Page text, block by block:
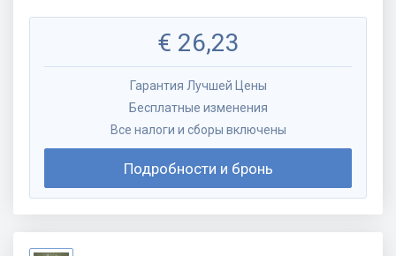
€ 26,23
Гарантия Лучшей Цены
Бесплатные изменения
Все налоги и сборы включены
Подробности и бронь